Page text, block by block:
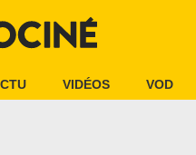
VIDÉOS VOD